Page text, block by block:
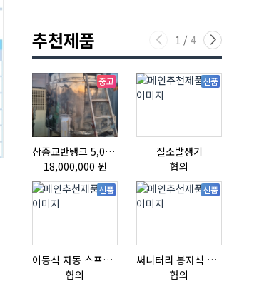
추천제품 1 / 4
중고
삼중교반탱크 5,000L
18,000,000 원
신품
질소발생기
협의
신품
이동식 자동 스프레이 세척기
협의
신품
써니터리 봉자석 세트 SPECIAL , 봉자석 , 자석봉 , 호퍼용자석 , 전자석
협의